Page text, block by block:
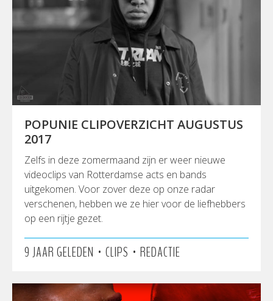
POPUNIE CLIPOVERZICHT AUGUSTUS
2017
Zelfs in deze zomermaand zijn er weer nieuwe
videoclips van Rotterdamse acts en bands
uitgekomen. Voor zover deze op onze radar
verschenen, hebben we ze hier voor de liefhebbers
op een rijtje gezet.
9 JAAR GELEDEN • CLIPS • REDACTIE